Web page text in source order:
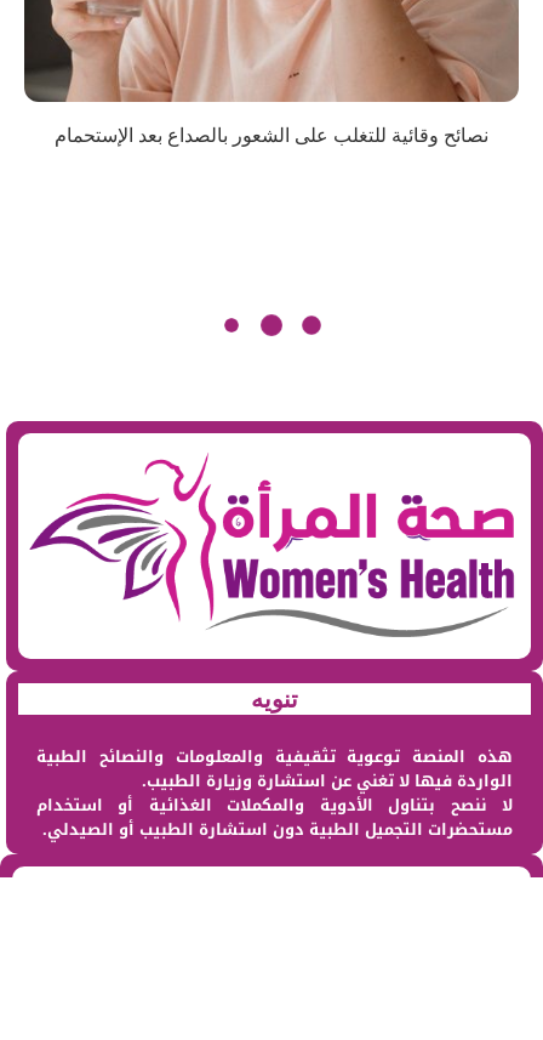
نصائح وقائية للتغلب على الشعور بالصداع بعد الإستحمام
تنويه
هذه المنصة توعوية تثقيفية والمعلومات والنصائح الطبية
الواردة فيها لا تغني عن استشارة وزيارة الطبيب.
لا ننصح بتناول الأدوية والمكملات الغذائية أو استخدام
مستحضرات التجميل الطبية دون استشارة الطبيب أو الصيدلي.